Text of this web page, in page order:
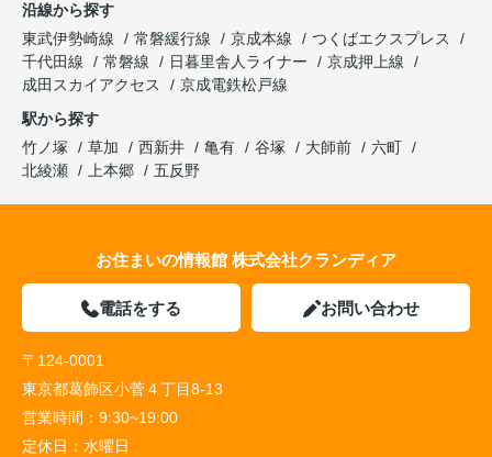
沿線から探す
東武伊勢崎線
常磐緩行線 京成本線
つくばエクスプレス
千代田線
常磐線 日暮里舎人ライナー
京成押上線
成田スカイアクセス
京成電鉄松戸線
駅から探す
竹ノ塚
草加 西新井 亀有 谷塚 大師前
六町
北綾瀬
上本郷 五反野
お住まいの情報館 株式会社クランディア
電話をする お問い合わせ
〒124-0001
東京都葛飾区小菅４丁目8-13
営業時間： 9:30~19:00
定休日： 水曜日